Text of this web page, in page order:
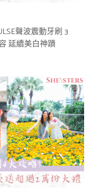
聲波震動牙刷 3
延續美白神蹟